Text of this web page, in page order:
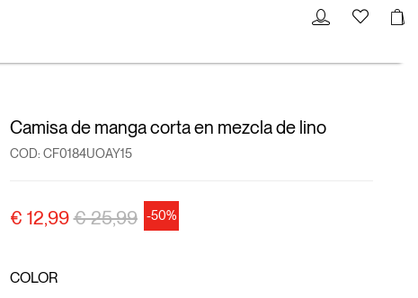
Camisa de manga corta en mezcla de lino
COD: CF0184UOAY15
€ 12,99precio rebajado desde
€ 25,99a -50%
COLOR